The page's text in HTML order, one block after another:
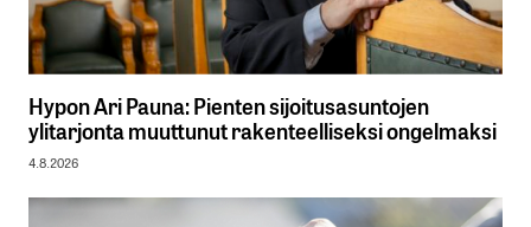
Hypon Ari Pauna: Pienten sijoitusasuntojen
ylitarjonta muuttunut rakenteelliseksi ongelmaksi
4.8.2026